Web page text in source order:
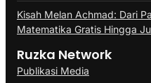
Kisah Melan Achmad: Dari
Matematika Gratis Hingga
Ruzka Network
Publikasi Media